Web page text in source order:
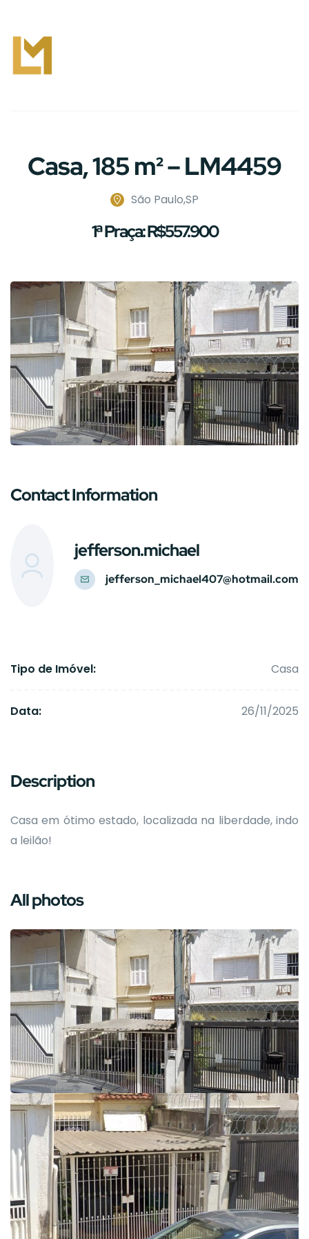
Casa, 185 m² – LM4459
São Paulo,SP
1ª Praça: R$557.900
Contact Information
jefferson.michael
jefferson_michael407@hotmail.com
Tipo de Imóvel: Casa
Data: 26/11/2025
Description
Casa em ótimo estado, localizada na liberdade, indo
a leilão!
All photos
Atendimento WhatsApp